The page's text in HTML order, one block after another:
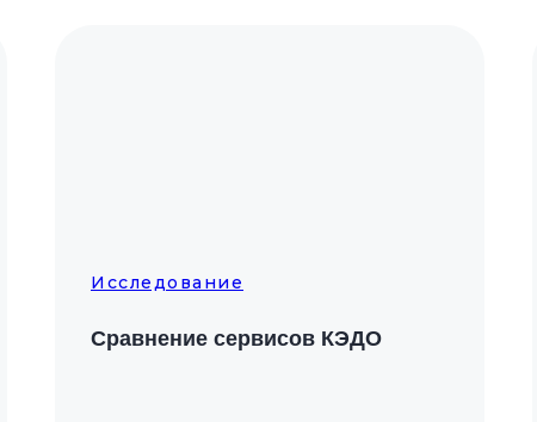
Исследование
Сравнение сервисов КЭДО